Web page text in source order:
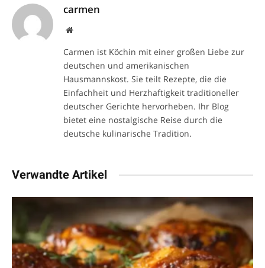
carmen
Website
Carmen ist Köchin mit einer großen Liebe zur
deutschen und amerikanischen
Hausmannskost. Sie teilt Rezepte, die die
Einfachheit und Herzhaftigkeit traditioneller
deutscher Gerichte hervorheben. Ihr Blog
bietet eine nostalgische Reise durch die
deutsche kulinarische Tradition.
Verwandte Artikel